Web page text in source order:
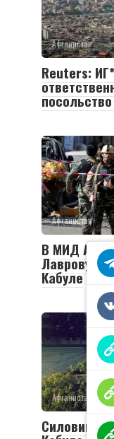
Афганистан
Reuters:
Афганистан
В МИД
Лаврову о
Кабуле
Афганистан
Силовики